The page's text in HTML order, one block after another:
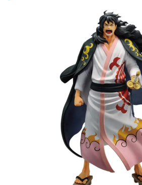
ラストワン賞は「将軍 モモの
MASTERLISE EXPIECE ラ
B賞と同一賞品が当たる「ダ
ャンペーン」もあり
「一番くじ ワンピース 新た
ンアップ一覧
ファミマほか取り扱い店舗
「一番くじ ワンピース 新た
～H賞セットが当たるX(旧